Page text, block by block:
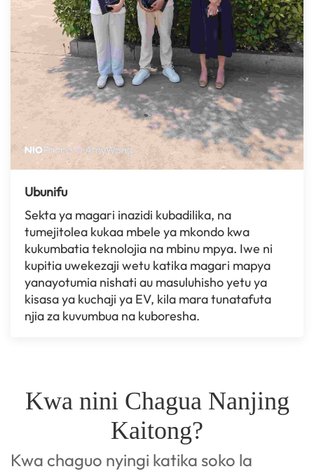
Ubunifu
Sekta ya magari inazidi kubadilika, na
tumejitolea kukaa mbele ya mkondo kwa
kukumbatia teknolojia na mbinu mpya. Iwe ni
kupitia uwekezaji wetu katika magari mapya
yanayotumia nishati au masuluhisho yetu ya
kisasa ya kuchaji ya EV, kila mara tunatafuta
njia za kuvumbua na kuboresha.
Kwa nini Chagua Nanjing
Kaitong?
Kwa chaguo nyingi katika soko la